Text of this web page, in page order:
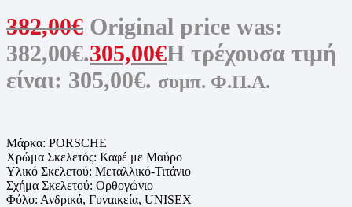
382,00€ Original price was:
382,00€.305,00€Η τρέχουσα τιμή
είναι: 305,00€. συμπ. Φ.Π.Α.
Μάρκα: PORSCHE
Χρώμα Σκελετός: Καφέ με Μαύρο
Υλικό Σκελετού: Μεταλλικό-Τιτάνιο
Σχήμα Σκελετού: Ορθογώνιο
Φύλο: Ανδρικά, Γυναικεία, UNISEX